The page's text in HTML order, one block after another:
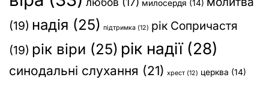
милосердя (14)
(19) надія (25) підтримка (12) рік Сопричастя
(19) рік віри (25) рік надії(28)
синодальні слухання (21) хрест (12) церква (14)